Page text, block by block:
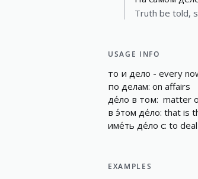
Truth be told,
USAGE INFO
то и дело - every no
по делам: on afairs
де́ло в том: matter o
в э́том де́ло: that is t
име́ть де́ло с: to deal
EXAMPLES